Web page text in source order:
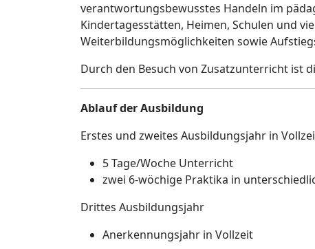
verantwortungsbewusstes Handeln im
Kindertagesstätten, Heimen, Schulen und
Weiterbildungsmöglichkeiten sowie
Durch den Besuch von Zusatzunterricht ist
Ablauf der Ausbildung
Erstes und zweites Ausbildungsjahr in
5 Tage/Woche Unterricht
zwei 6-wöchige Praktika in
Drittes Ausbildungsjahr
Anerkennungsjahr in Vollzeit